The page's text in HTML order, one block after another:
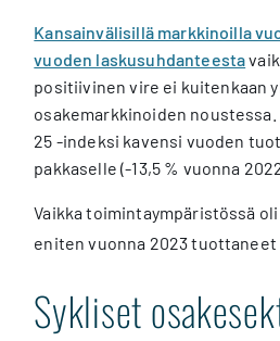
Kansainvälisillä markkinoilla
vuoden laskusuhdanteesta
positiivinen vire ei kuitenkaan
osakemarkkinoiden
25 -indeksi kavensi vuoden
pakkaselle (-13,5 % vuonna
Vaikka toimintaympäristössä
eniten vuonna 2023
Sykliset